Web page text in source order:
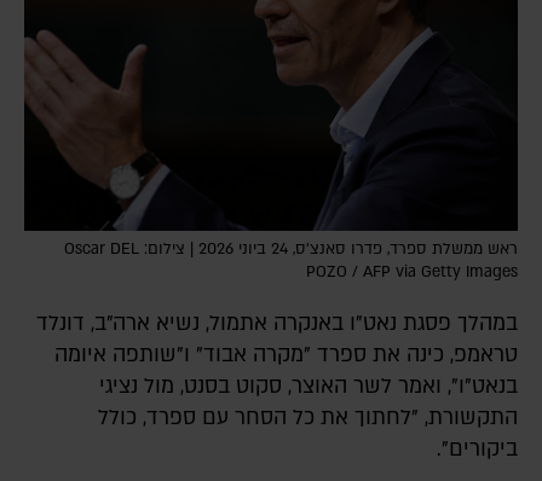
ראש ממשלת ספרד, פדרו סאנצ'ס, 24 ביוני 2026 | צילום: Oscar DEL
POZO / AFP via Getty Images
במהלך פסגת נאט"ו באנקרה אתמול, נשיא ארה"ב, דונלד
טראמפ, כינה את ספרד "מקרה אבוד" ו"שותפה איומה
בנאט"ו", ואמר לשר האוצר, סקוט בסנט, מול נציגי
התקשורת, "לחתוך את כל הסחר עם ספרד, כולל
ביקורים".